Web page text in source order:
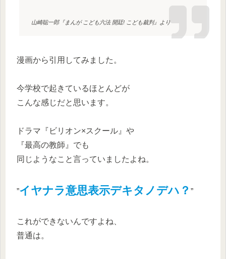
山崎聡一郎『まんが こども六法 開廷! こども裁判』より
漫画から引用してみました。
今学校で起きているほとんどが
こんな感じだと思います。
ドラマ『ビリオン×スクール』や
『最高の教師』でも
同じようなこと言っていましたよね。
”イヤナラ意思表示デキタノデハ？ ”
これができないんですよね、
普通は。